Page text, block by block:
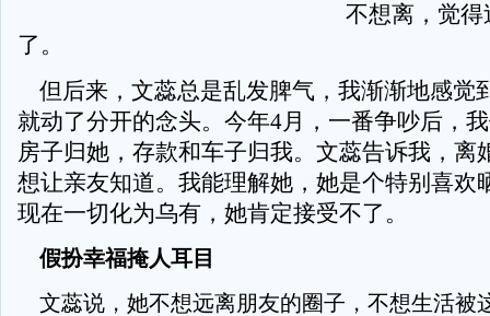
不想离，觉
了。
但后来，文蕊总是乱发脾气，我渐渐地感觉
就动了分开的念头。今年4月，一番争吵后，
房子归她，存款和车子归我。文蕊告诉我，离
想让亲友知道。我能理解她，她是个特别喜欢
现在一切化为乌有，她肯定接受不了。
假扮幸福掩人耳目
文蕊说，她不想远离朋友的圈子，不想生活被